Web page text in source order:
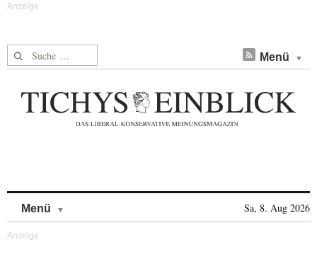
Suche nach: Menü
Menü Sa, 8. Aug 2026